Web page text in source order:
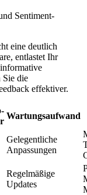
Sentiment-
eine deutlich
entlastet Ihr
Sie die
effektiver.
Wartungsaufwand
Gelegentliche
Anpassungen
Regelmäßige
Updates